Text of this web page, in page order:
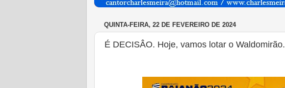
QUINTA-FEIRA, 22 DE FEVEREIRO DE 2024
É DECISÂO. Hoje, vamos lotar o Waldomirão.